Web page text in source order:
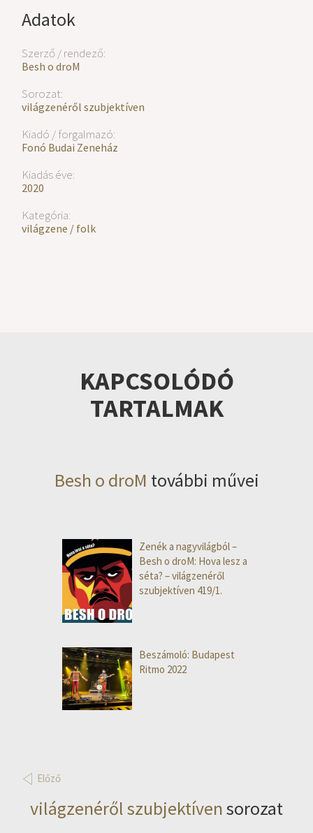
Adatok
Szerző / rendező:
Besh o droM
Sorozat:
világzenéről szubjektíven
Kiadó / forgalmazó:
Fonó Budai Zeneház
Kiadás éve:
2020
Kategória:
világzene / folk
KAPCSOLÓDÓ
TARTALMAK
Besh o droM további művei
Zenék a nagyvilágból –
Besh o droM: Hova lesz a
séta? – világzenéről
szubjektíven 419/1.
Beszámoló: Budapest
Ritmo 2022
Előző
világzenéről szubjektívensorozat